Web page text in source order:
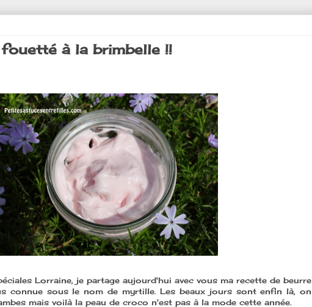
à la brimbelle !!
Lorraine, je partage aujourd'hui avec vous ma recette de beurre
connue sous le nom de myrtille. Les beaux jours sont enfin là, on
mais voilà la peau de croco n'est pas à la mode cette année.